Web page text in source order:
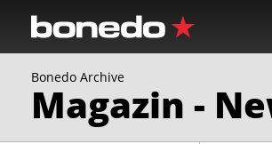
Bonedo Archive
Magazin -